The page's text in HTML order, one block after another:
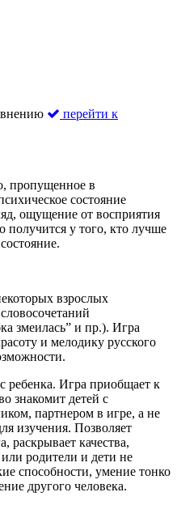
перейти к
пропущенное в
состояние
ощущение от восприятия
у того, кто лучше
взрослых
змеилась” и пр.). Игра
и мелодику русского
ребенка. Игра приобщает к
знакомит детей с
партнером в игре, а не
изучения. Позволяет
раскрывает качества,
родители и дети не
способности, умение тонко
другого человека.